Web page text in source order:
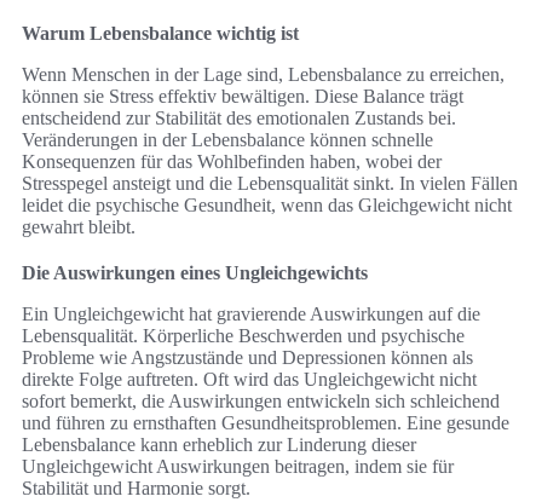
Warum Lebensbalance wichtig ist
Wenn Menschen in der Lage sind, Lebensbalance zu erreichen,
können sie Stress effektiv bewältigen. Diese Balance trägt
entscheidend zur Stabilität des emotionalen Zustands bei.
Veränderungen in der Lebensbalance können schnelle
Konsequenzen für das Wohlbefinden haben, wobei der
Stresspegel ansteigt und die Lebensqualität sinkt. In vielen Fällen
leidet die psychische Gesundheit, wenn das Gleichgewicht nicht
gewahrt bleibt.
Die Auswirkungen eines Ungleichgewichts
Ein Ungleichgewicht hat gravierende Auswirkungen auf die
Lebensqualität. Körperliche Beschwerden und psychische
Probleme wie Angstzustände und Depressionen können als
direkte Folge auftreten. Oft wird das Ungleichgewicht nicht
sofort bemerkt, die Auswirkungen entwickeln sich schleichend
und führen zu ernsthaften Gesundheitsproblemen. Eine gesunde
Lebensbalance kann erheblich zur Linderung dieser
Ungleichgewicht Auswirkungen beitragen, indem sie für
Stabilität und Harmonie sorgt.